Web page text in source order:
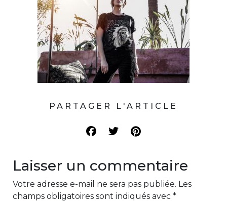
PARTAGER L'ARTICLE
Laisser un commentaire
Votre adresse e-mail ne sera pas publiée. Les
champs obligatoires sont indiqués avec *